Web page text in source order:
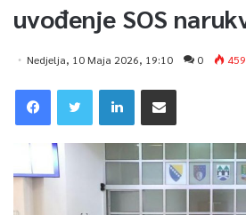
uvođenje SOS
Nedjelja, 10 Maja 2026, 19:10 0 459